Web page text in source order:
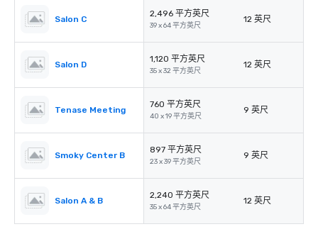
Salon C
2,496 平方英尺
39 x 64 平方英尺
12 英尺
Salon D
1,120 平方英尺
35 x 32 平方英尺
12 英尺
Tenase Meeting
760 平方英尺
40 x 19 平方英尺
9 英尺
Smoky Center B
897 平方英尺
23 x 39 平方英尺
9 英尺
Salon A & B
2,240 平方英尺
35 x 64 平方英尺
12 英尺